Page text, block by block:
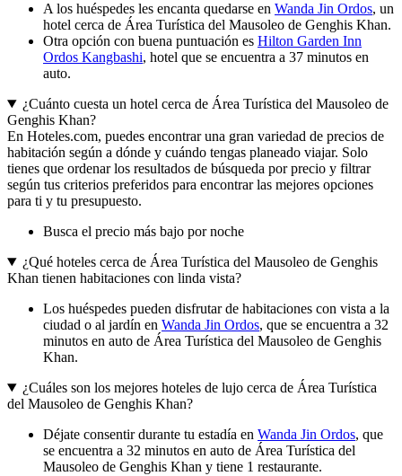
A los huéspedes les encanta quedarse en Wanda Jin Ordos, un
hotel cerca de Área Turística del Mausoleo de Genghis Khan.
Otra opción con buena puntuación es Hilton Garden Inn
Ordos Kangbashi, hotel que se encuentra a 37 minutos en
auto.
¿Cuánto cuesta un hotel cerca de Área Turística del Mausoleo de
Genghis Khan?
En Hoteles.com, puedes encontrar una gran variedad de precios de
habitación según a dónde y cuándo tengas planeado viajar. Solo
tienes que ordenar los resultados de búsqueda por precio y filtrar
según tus criterios preferidos para encontrar las mejores opciones
para ti y tu presupuesto.
Busca el precio más bajo por noche
¿Qué hoteles cerca de Área Turística del Mausoleo de Genghis
Khan tienen habitaciones con linda vista?
Los huéspedes pueden disfrutar de habitaciones con vista a la
ciudad o al jardín en Wanda Jin Ordos, que se encuentra a 32
minutos en auto de Área Turística del Mausoleo de Genghis
Khan.
¿Cuáles son los mejores hoteles de lujo cerca de Área Turística
del Mausoleo de Genghis Khan?
Déjate consentir durante tu estadía en Wanda Jin Ordos, que
se encuentra a 32 minutos en auto de Área Turística del
Mausoleo de Genghis Khan y tiene 1 restaurante.